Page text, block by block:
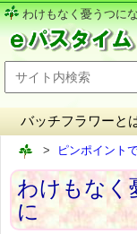
わけもなく憂うつに
バッチフラワーと
ピンポイント
わけもなく
に